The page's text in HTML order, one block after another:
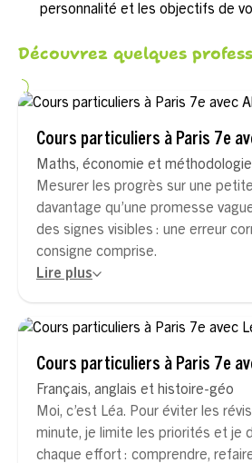
personnalité et les objectifs de
Découvrez quelques
Cours particuliers à Paris 7e
Maths, économie et méthodologie
Mesurer les progrès sur une
davantage qu’une promesse
des signes visibles : une erreur
consigne comprise.
Lire plus
Cours particuliers à Paris 7e
Français, anglais et histoire-géo
Moi, c’est Léa. Pour éviter les
minute, je limite les priorités et je
chaque effort : comprendre,